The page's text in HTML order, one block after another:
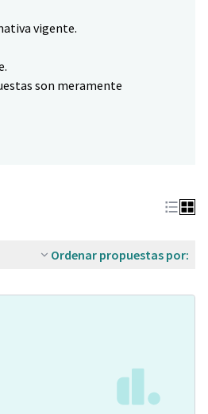
vigente.
son meramente
Ordenar propuestas por: